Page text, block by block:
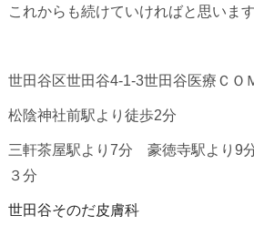
これからも続けていければと思います
世田谷区世田谷4-1-3世田谷医療ＣＯ
松陰神社前駅より徒歩2分
三軒茶屋駅より7分 豪徳寺駅より9
３分
世田谷そのだ皮膚科